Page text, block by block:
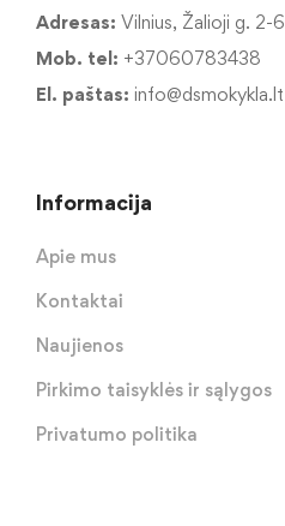
Adresas: Vilnius, Žalioji g. 2-6
Mob. tel: +37060783438
El. paštas: info@dsmokykla.lt
Informacija
Apie mus
Kontaktai
Naujienos
Pirkimo taisyklės ir sąlygos
Privatumo politika